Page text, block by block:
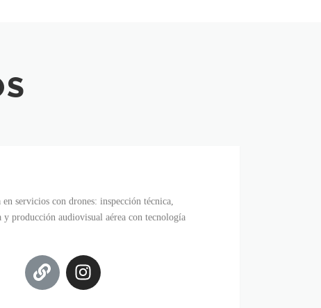
en servicios con drones: inspección técnica,
producción audiovisual aérea con tecnología